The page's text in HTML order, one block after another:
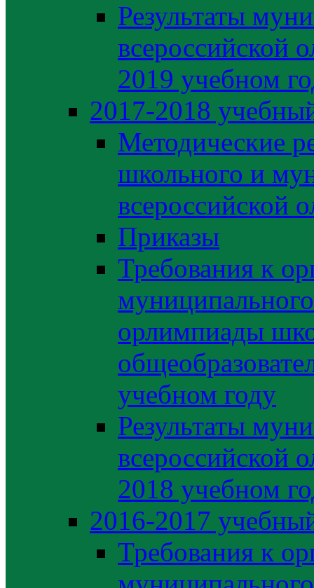
Результаты
всероссийской
2019 учебном
2017-2018
Методические
школьного и
всероссийской
Приказы
Требования к
орлимпиады
учебном году
Результаты
всероссийской
2018 учебном
2016-2017
Требования к